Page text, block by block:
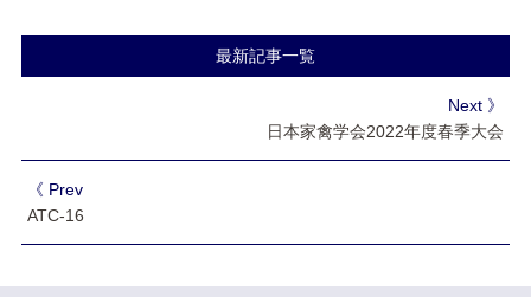
最新記事一覧
Next 》
日本家禽学会2022年度春季大会
《 Prev
ATC-16